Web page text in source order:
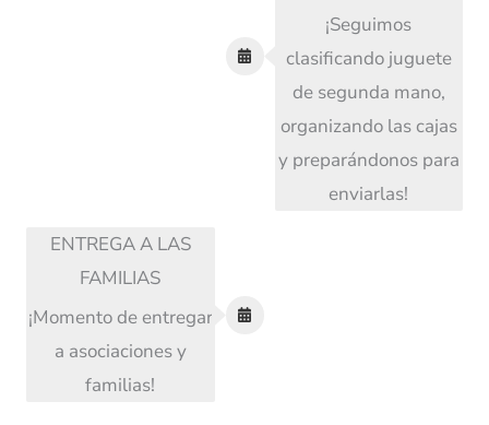
¡Seguimos
clasificando juguete
de segunda mano,
organizando las cajas
y preparándonos para
enviarlas!
ENTREGA A LAS
FAMILIAS
¡Momento de entregar
a asociaciones y
familias!